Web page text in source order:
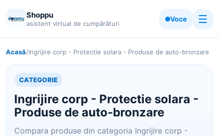
Shoppu
asistent virtual de cumpărături
Voce ☰
Acasă/Ingrijire corp - Protectie solara - Produse de auto-bronzare
CATEGORIE
Ingrijire corp - Protectie solara -
Produse de auto-bronzare
Compara produse din categoria Ingrijire corp -